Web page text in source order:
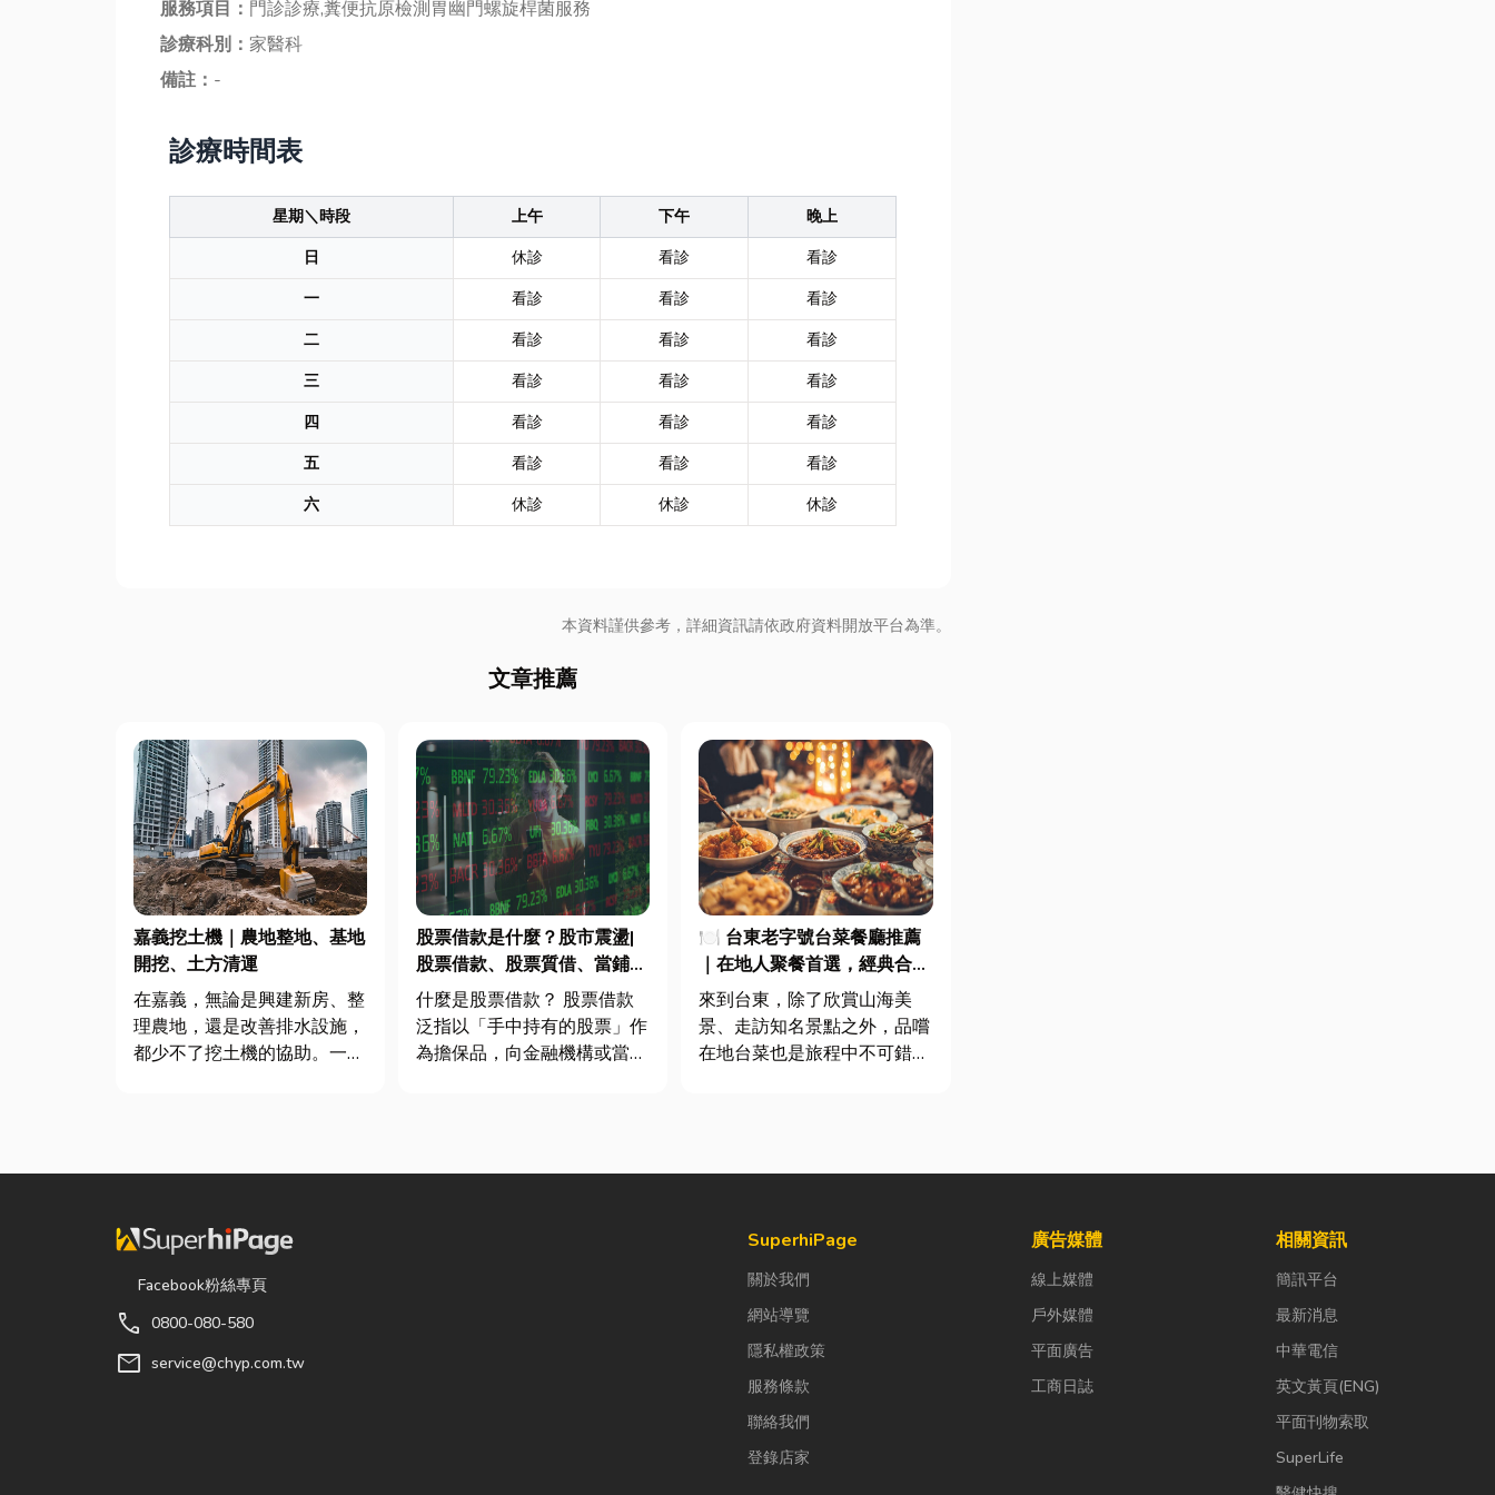
服務項目： 門診診療,糞便抗原檢測胃幽門螺旋桿菌服務
診療科別： 家醫科
備註： -
診療時間表
星期＼時段 上午 下午
晚上
日
休診 看診
看診
一
看診 看診
看診
二
看診 看診
看診
三
看診 看診
看診
四
看診 看診
看診
五
看診 看診
看診
六
休診 休診 休診
本資料謹供參考，詳細資訊請依政府資料開放平台為準。
文章推薦
嘉義挖土機｜農地整地、基地
開挖、土方清運
在嘉義，無論是興建新房、整
理農地，還是改善排水設施，
都少不了挖土機的協助。一台
早已成為...
股票借款是什麼？股市震盪|
股票借款、股票質借、當鋪借
款完整比較
什麼是股票借款？ 股票借款
泛指以「手中持有的股票」作
為擔保品，向金融機構或當舖
🍽️ 台東老字號台菜餐廳推薦
｜在地人聚餐首選，經典合菜
一次滿足
來到台東，除了欣賞山海美
景、走訪知名景點之外，品嚐
在地台菜也是旅程中不可錯過
Facebook粉絲專頁
call 0800-080-580
mail service@chyp.com.tw
SuperhiPage
關於我們
網站導覽
隱私權政策
服務條款
聯絡我們
登錄店家
廣告媒體
線上媒體
戶外媒體
平面廣告
工商日誌
相關資訊
簡訊平台
最新消息
中華電信
英文黃頁(ENG)
平面刊物索取
SuperLife